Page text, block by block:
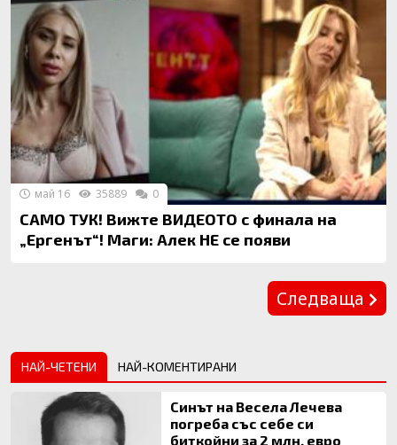
САМО ТУК! Вижте ВИДЕОТО с финала на
„Ергенът“! Маги: Алек НЕ се появи
май 16 35889 0
Следваща
НАЙ-ЧЕТЕНИ НАЙ-КОМЕНТИРАНИ
Синът на Весела Лечева
погреба със себе си
биткойни за 2 млн. евро